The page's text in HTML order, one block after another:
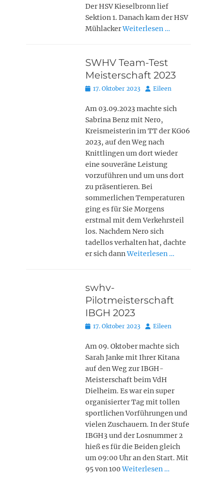
Der HSV Kieselbronn lief
Sektion 1. Danach kam der HSV
MühlackerWeiterlesen …
SWHV Team-Test
Meisterschaft 2023
Posted
17. Oktober 2023 AutorEileen
Am 03.09.2023 machte sich
Sabrina Benz mit Nero,
Kreismeisterin im TT der KG06
2023, auf den Weg nach
Knittlingen um dort wieder
eine souveräne Leistung
vorzuführen und um uns dort
zu präsentieren. Bei
sommerlichen Temperaturen
ging es für Sie Morgens
erstmal mit dem Verkehrsteil
los. Nachdem Nero sich
tadellos verhalten hat, dachte
er sich dannWeiterlesen …
swhv-
Pilotmeisterschaft
IBGH 2023
Posted
17. Oktober 2023 AutorEileen
Am 09. Oktober machte sich
Sarah Janke mit Ihrer Kitana
auf den Weg zur IBGH-
Meisterschaft beim VdH
Dielheim. Es war ein super
organisierter Tag mit tollen
sportlichen Vorführungen und
vielen Zuschauern. In der Stufe
IBGH3 und der Losnummer 2
hieß es für die Beiden gleich
um 09:00 Uhr an den Start. Mit
95 von 100Weiterlesen …